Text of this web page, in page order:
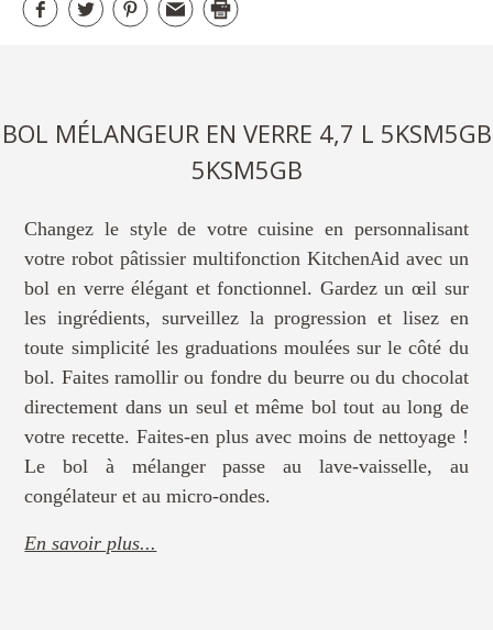
BOL MÉLANGEUR EN VERRE 4,7 L 5KSM5GB
5KSM5GB
Changez le style de votre cuisine en personnalisant
votre robot pâtissier multifonction KitchenAid avec un
bol en verre élégant et fonctionnel. Gardez un œil sur
les ingrédients, surveillez la progression et lisez en
toute simplicité les graduations moulées sur le côté du
bol. Faites ramollir ou fondre du beurre ou du chocolat
directement dans un seul et même bol tout au long de
votre recette. Faites-en plus avec moins de nettoyage !
Le bol à mélanger passe au lave-vaisselle, au
congélateur et au micro-ondes.
En savoir plus...